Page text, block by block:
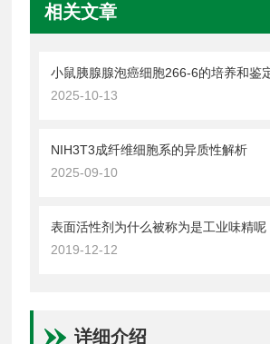
相关文章
小鼠胰腺腺泡癌细胞266-6的培养和鉴
2025-10-13
NIH3T3成纤维细胞系的异质性解析
2025-09-10
表面活性剂为什么被称为是工业味精呢
2019-12-12
详细介绍